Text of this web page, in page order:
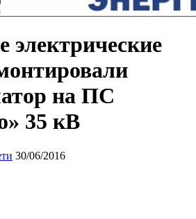
электрические
на ПС
35 кВ
30/06/2016